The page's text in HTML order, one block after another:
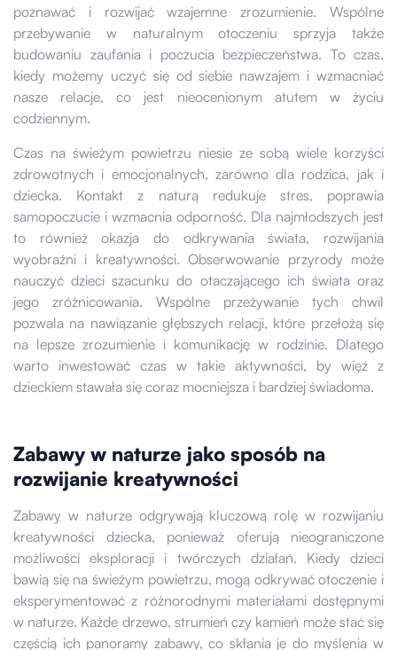
poznawać i rozwijać wzajemne zrozumienie. Wspólne
przebywanie w naturalnym otoczeniu sprzyja także
budowaniu zaufania i poczucia bezpieczeństwa. To czas,
kiedy możemy uczyć się od siebie nawzajem i wzmacniać
nasze relacje, co jest nieocenionym atutem w życiu
codziennym.
Czas na świeżym powietrzu niesie ze sobą wiele korzyści
zdrowotnych i emocjonalnych, zarówno dla rodzica, jak i
dziecka. Kontakt z naturą redukuje stres, poprawia
samopoczucie i wzmacnia odporność. Dla najmłodszych jest
to również okazja do odkrywania świata, rozwijania
wyobraźni i kreatywności. Obserwowanie przyrody może
nauczyć dzieci szacunku do otaczającego ich świata oraz
jego zróżnicowania. Wspólne przeżywanie tych chwil
pozwala na nawiązanie głębszych relacji, które przełożą się
na lepsze zrozumienie i komunikację w rodzinie. Dlatego
warto inwestować czas w takie aktywności, by więź z
dzieckiem stawała się coraz mocniejsza i bardziej świadoma.
Zabawy w naturze jako sposób na
rozwijanie kreatywności
Zabawy w naturze odgrywają kluczową rolę w rozwijaniu
kreatywności dziecka, ponieważ oferują nieograniczone
możliwości eksploracji i twórczych działań. Kiedy dzieci
bawią się na świeżym powietrzu, mogą odkrywać otoczenie i
eksperymentować z różnorodnymi materiałami dostępnymi
w naturze. Każde drzewo, strumień czy kamień może stać się
częścią ich panoramy zabawy, co skłania je do myślenia w